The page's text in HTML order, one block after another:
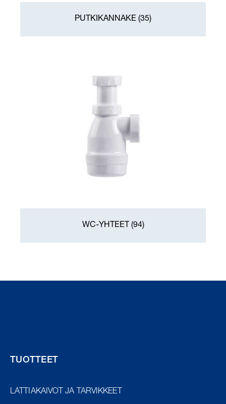
PUTKIKANNAKE (35)
WC-YHTEET (94)
TUOTTEET
LATTIAKAIVOT JA TARVIKKEET